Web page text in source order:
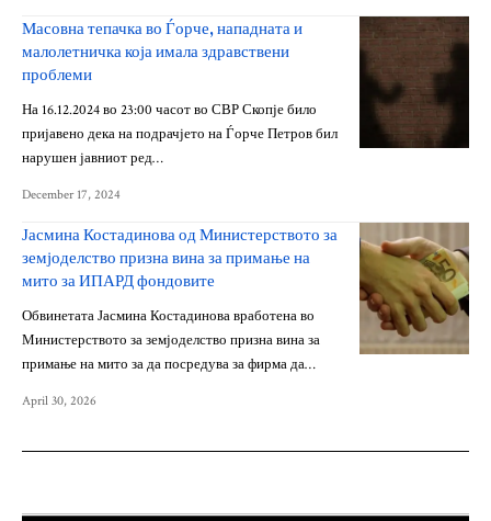
Масовна тепачка во Ѓорче, нападната и
малолетничка која имала здравствени
проблеми
На 16.12.2024 во 23:00 часот во СВР Скопје било
пријавено дека на подрачјето на Ѓорче Петров бил
нарушен јавниот ред…
December 17, 2024
Јасмина Костадинова од Министерството за
земјоделство призна вина за примање на
мито за ИПАРД фондовите
Обвинетата Јасмина Костадинова вработена во
Министерството за земјоделство призна вина за
примање на мито за да посредува за фирма да…
April 30, 2026